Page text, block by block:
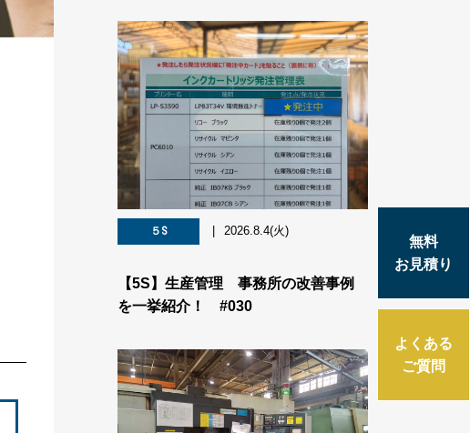
無料
お見積り
よくある
ご質問
５S 2026.8.4(火)
【5S】生産管理 事務所の改善事例
を一挙紹介！ #030